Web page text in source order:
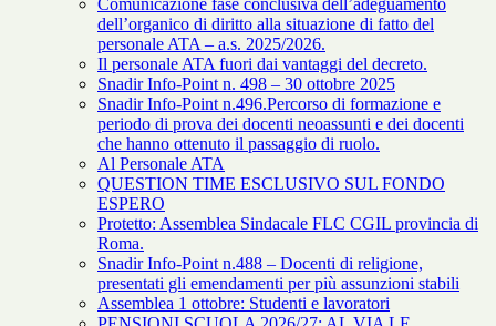
Comunicazione fase conclusiva dell’adeguamento
dell’organico di diritto alla situazione di fatto del
personale ATA – a.s. 2025/2026.
Il personale ATA fuori dai vantaggi del decreto.
Snadir Info-Point n. 498 – 30 ottobre 2025
Snadir Info-Point n.496.Percorso di formazione e
periodo di prova dei docenti neoassunti e dei docenti
che hanno ottenuto il passaggio di ruolo.
Al Personale ATA
QUESTION TIME ESCLUSIVO SUL FONDO
ESPERO
Protetto: Assemblea Sindacale FLC CGIL provincia di
Roma.
Snadir Info-Point n.488 – Docenti di religione,
presentati gli emendamenti per più assunzioni stabili
Assemblea 1 ottobre: Studenti e lavoratori